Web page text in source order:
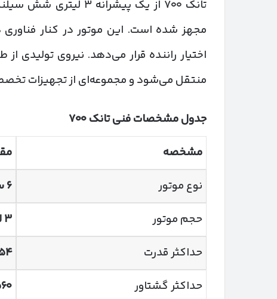
مجهز شده است. این موتور در کنار فناوری
منتقل می‌شود و مجموعه‌ای از تجهیزات
جدول مشخصات فنی تانک۷۰۰
مشخصه
نوع موتور
۶
حجم موتور
۳
حداکثر قدرت
حداکثر گشتاور